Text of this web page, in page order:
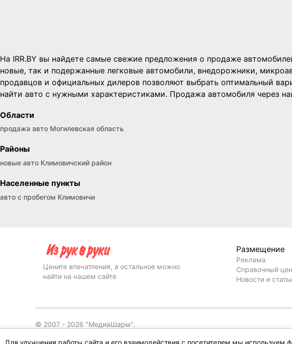
На IRR.BY вы найдете самые свежие предложения о продаже
новые, так и подержанные легковые автомобили, внедорожники,
продавцов и официальных дилеров позволяют выбрать оптимальный
найти авто с нужными характеристиками. Продажа автомобиля через
Области
продажа авто Могилевская область
Районы
новые авто Климовичский район
Населенные пункты
авто с пробегом Климовичи
Для улучшения работы сайта и его взаимодействия с посетителем мы
Цените впечатления, а остальное можно
найти на нашем сайте
Размещение
Реклама
Справочный
Новости и
© 2007 - 2026 "МедиаШарм".